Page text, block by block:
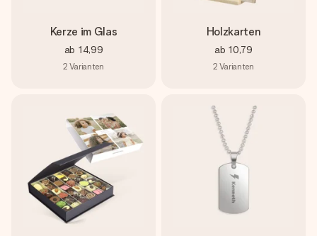
Kerze im Glas
ab 14,99
2 Varianten
Holzkarten
ab 10,79
2 Varianten